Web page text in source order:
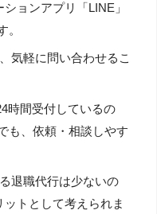
ョンアプリ「LINE」
。
気軽に問い合わせるこ
時間受付しているの
も、依頼・相談しやす
退職代行は少ないの
トとして考えられま